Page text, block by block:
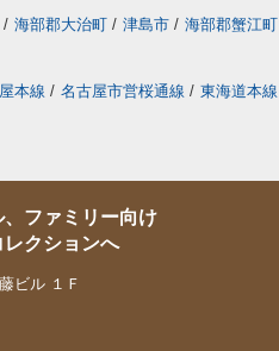
/ 海部郡大治町 / 津島市 / 海部郡蟹江町
本線 / 名古屋市営桜通線 / 東海道本線
ファミリー向け
クションへ
ビル １Ｆ